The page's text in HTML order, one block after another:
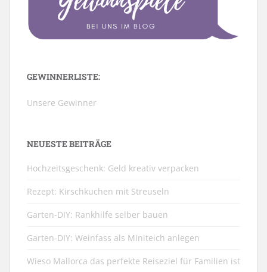
GEWINNERLISTE:
Unsere Gewinner
NEUESTE BEITRÄGE
Hochzeitsgeschenk: Geld kreativ verpacken
Rezept: Kirschkuchen mit Streuseln
Garten-DIY: Rankhilfe selber bauen
Garten-DIY: Weinfass als Miniteich anlegen
Wieso Mallorca das perfekte Reiseziel für Familien ist